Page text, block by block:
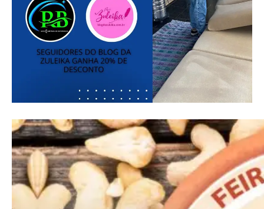
━ pricing plans
Free
Included for free:
Etiam est nibh, lobortis sit